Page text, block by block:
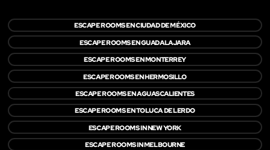
ESCAPE ROOMS EN CIUDAD DE MÉXICO
ESCAPE ROOMS EN GUADALAJARA
ESCAPE ROOMS EN MONTERREY
ESCAPE ROOMS EN HERMOSILLO
ESCAPE ROOMS EN AGUASCALIENTES
ESCAPE ROOMS EN TOLUCA DE LERDO
ESCAPE ROOMS IN NEW YORK
ESCAPE ROOMS IN MELBOURNE